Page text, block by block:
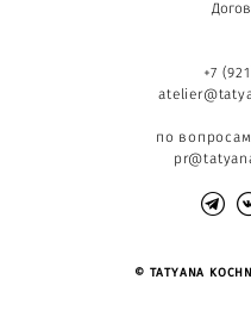
+7
по
© TATYANA